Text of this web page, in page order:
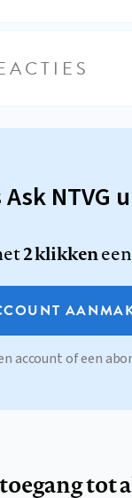
Ask NTVG
2 klikken
account of een
tot